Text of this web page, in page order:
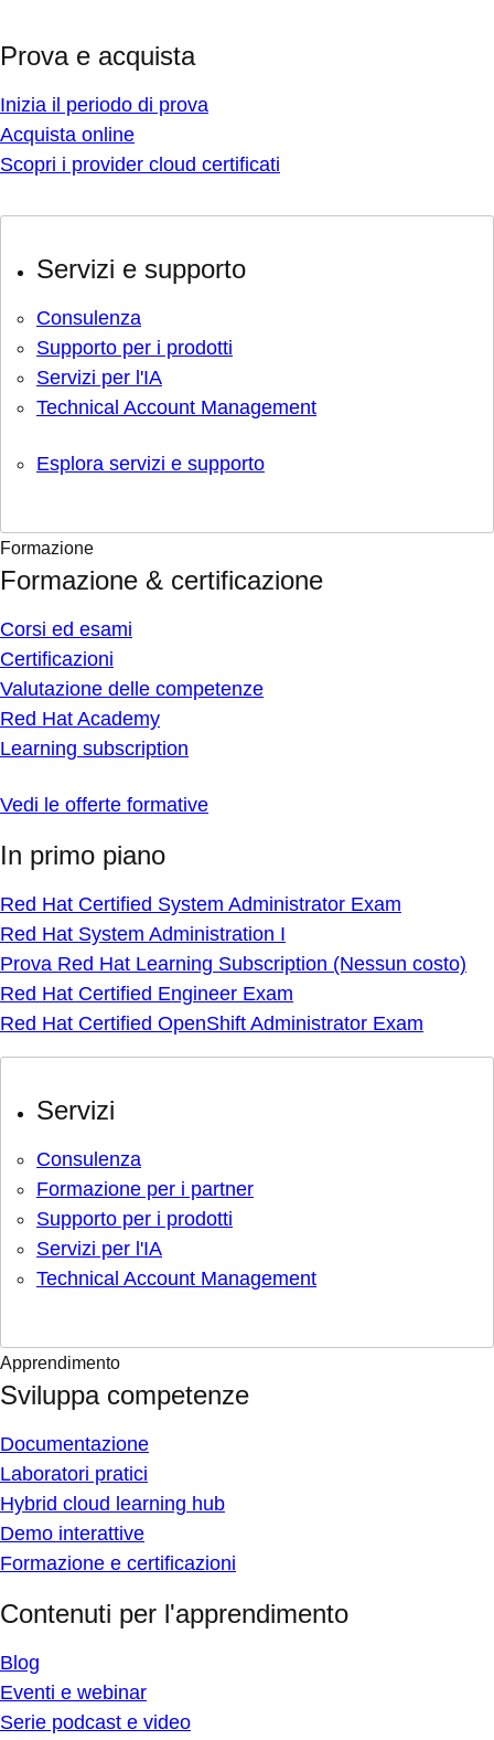
Prova e acquista
Inizia il periodo di prova
Acquista online
Scopri i provider cloud certificati
Servizi e supporto
Consulenza
Supporto per i prodotti
Servizi per l'IA
Technical Account Management
Esplora servizi e supporto
Formazione
Formazione & certificazione
Corsi ed esami
Certificazioni
Valutazione delle competenze
Red Hat Academy
Learning subscription
Vedi le offerte formative
In primo piano
Red Hat Certified System Administrator Exam
Red Hat System Administration I
Prova Red Hat Learning Subscription (Nessun costo)
Red Hat Certified Engineer Exam
Red Hat Certified OpenShift Administrator Exam
Servizi
Consulenza
Formazione per i partner
Supporto per i prodotti
Servizi per l'IA
Technical Account Management
Apprendimento
Sviluppa competenze
Documentazione
Laboratori pratici
Hybrid cloud learning hub
Demo interattive
Formazione e certificazioni
Contenuti per l'apprendimento
Blog
Eventi e webinar
Serie podcast e video